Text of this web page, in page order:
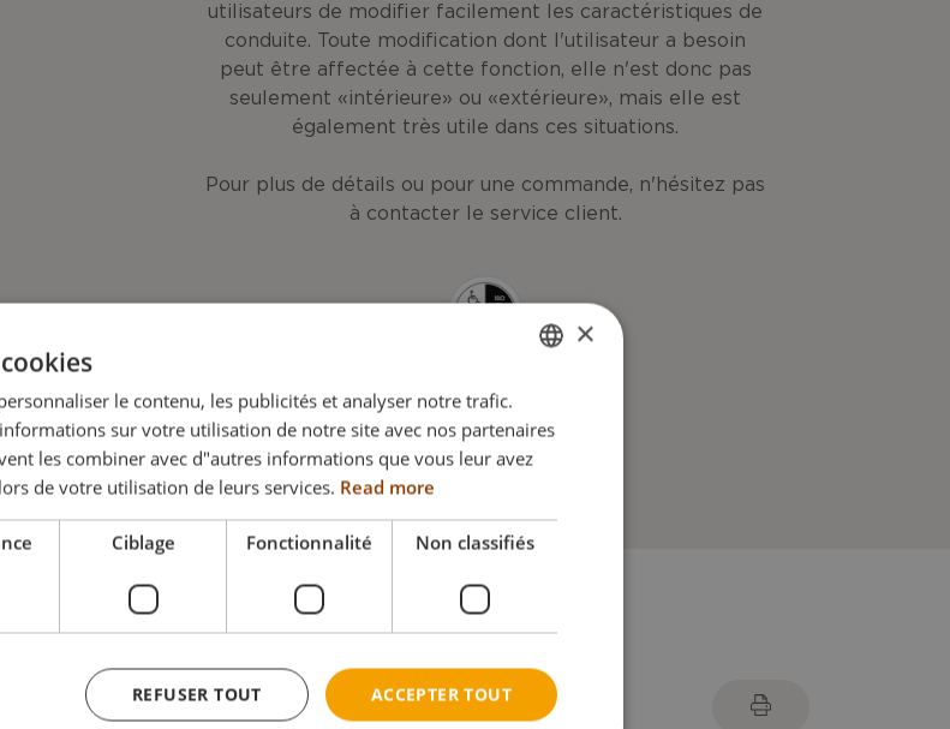
utilisateurs de modifier facilement les caractéristiques de
conduite.
Toute modification dont l'utilisateur a besoin
peut être affectée à cette fonction, elle n'est donc pas
seulement «intérieure» ou «extérieure», mais elle est
également très utile dans ces situations.
Pour plus de détails ou pour une commande, n'hésitez pas
à contacter le service client.
Vidéos Téléchargement
ENGLISH
DANISH
GERMAN
×
le contenu, les publicités et analyser notre trafic.
sur votre utilisation de notre site avec nos partenaires
les combiner avec d"autres informations que vous leur avez
de votre utilisation de leurs services. Read more
Ciblage Fonctionnalité Non classifiés
ACCEPTER TOUT
REFUSER TOUT